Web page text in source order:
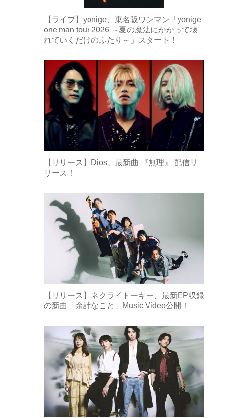
【ライブ】yonige、東名阪ワンマン「yonige
one man tour 2026 ～夏の魔法にかかって壊
れていくだけのふたり～」スタート！
【リリース】Dios、最新曲 『無理』 配信リ
リース！
【リリース】ネクライトーキー、最新EP収録
の新曲「余計なこと」Music Video公開！